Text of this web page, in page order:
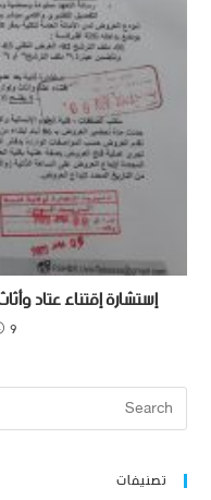
إستشارة إقتناء عتاد
9 نوفمبر 2023
تصنيفات